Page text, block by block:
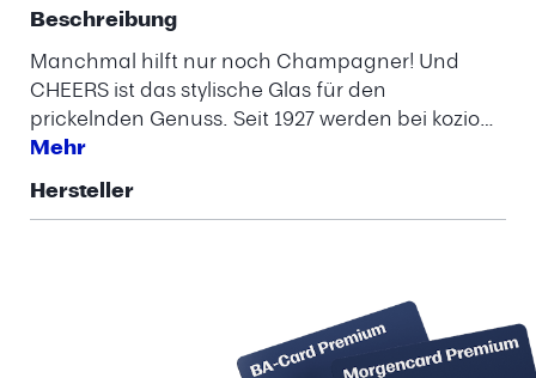
Beschreibung
Manchmal hilft nur noch Champagner! Und
CHEERS ist das stylische Glas für den
prickelnden Genuss. Seit 1927 werden bei kozio…
Mehr
Hersteller